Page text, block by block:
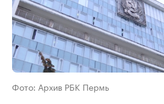
Фото: Архив РБК Пермь